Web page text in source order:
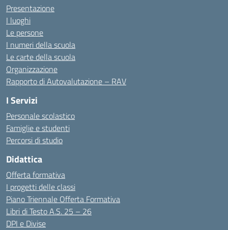
Presentazione
I luoghi
Le persone
I numeri della scuola
Le carte della scuola
Organizzazione
Rapporto di Autovalutazione – RAV
I Servizi
Personale scolastico
Famiglie e studenti
Percorsi di studio
Didattica
Offerta formativa
I progetti delle classi
Piano Triennale Offerta Formativa
Libri di Testo A.S. 25 – 26
DPI e Divise